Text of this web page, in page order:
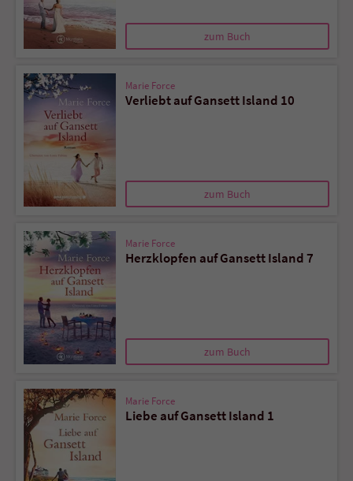
zum Buch
Marie Force
Verliebt auf Gansett Island 10
zum Buch
Marie Force
Herzklopfen auf Gansett Island 7
zum Buch
Marie Force
Liebe auf Gansett Island 1